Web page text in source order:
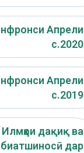
Апрели
с.2020
Апрели
с.2019
Илмҳои дақиқ ва
дар